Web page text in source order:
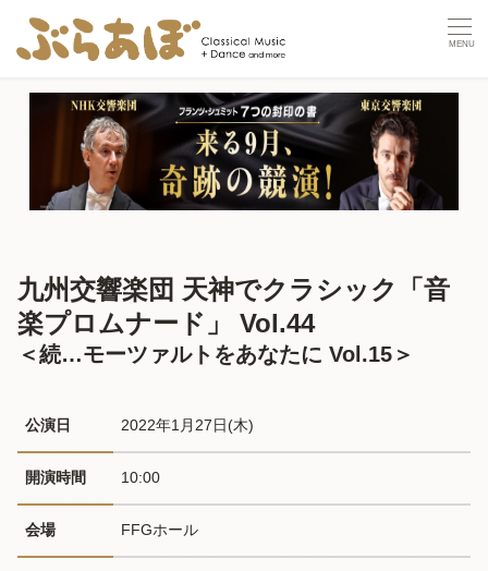
九州交響楽団 天神でクラシック「音
楽プロムナード」 Vol.44
＜続…モーツァルトをあなたに Vol.15＞
公演日 2022年1月27日(木)
開演時間 10:00
会場 FFGホール